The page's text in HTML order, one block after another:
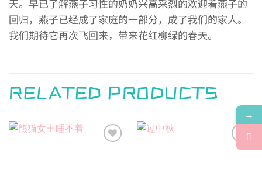
天。早已了解燕子习性的奶奶兴高采烈的欢迎着燕子的
回归，燕子已经成了家庭的一部分，成了我们的家人。
我们期待它再次飞回来，带来花红柳绿的春天。
RELATED PRODUCTS
Add to
→